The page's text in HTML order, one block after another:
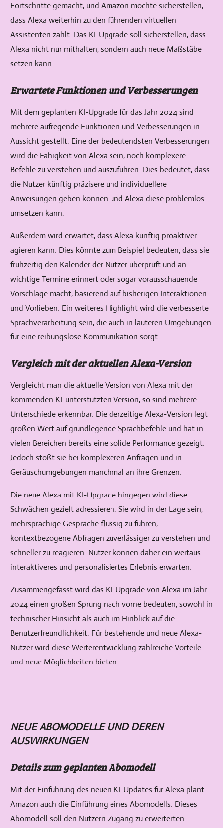
Fortschritte gemacht, und Amazon möchte sicherstellen,
dass Alexa weiterhin zu den führenden virtuellen
Assistenten zählt. Das KI-Upgrade soll sicherstellen, dass
Alexa nicht nur mithalten, sondern auch neue Maßstäbe
setzen kann.
Erwartete Funktionen und Verbesserungen
Mit dem geplanten KI-Upgrade für das Jahr 2024 sind
mehrere aufregende Funktionen und Verbesserungen in
Aussicht gestellt. Eine der bedeutendsten Verbesserungen
wird die Fähigkeit von Alexa sein, noch komplexere
Befehle zu verstehen und auszuführen. Dies bedeutet, dass
die Nutzer künftig präzisere und individuellere
Anweisungen geben können und Alexa diese problemlos
umsetzen kann.
Außerdem wird erwartet, dass Alexa künftig proaktiver
agieren kann. Dies könnte zum Beispiel bedeuten, dass sie
frühzeitig den Kalender der Nutzer überprüft und an
wichtige Termine erinnert oder sogar vorausschauende
Vorschläge macht, basierend auf bisherigen Interaktionen
und Vorlieben. Ein weiteres Highlight wird die verbesserte
Sprachverarbeitung sein, die auch in lauteren Umgebungen
für eine reibungslose Kommunikation sorgt.
Vergleich mit der aktuellen Alexa-Version
Vergleicht man die aktuelle Version von Alexa mit der
kommenden KI-unterstützten Version, so sind mehrere
Unterschiede erkennbar. Die derzeitige Alexa-Version legt
großen Wert auf grundlegende Sprachbefehle und hat in
vielen Bereichen bereits eine solide Performance gezeigt.
Jedoch stößt sie bei komplexeren Anfragen und in
Geräuschumgebungen manchmal an ihre Grenzen.
Die neue Alexa mit KI-Upgrade hingegen wird diese
Schwächen gezielt adressieren. Sie wird in der Lage sein,
mehrsprachige Gespräche flüssig zu führen,
kontextbezogene Abfragen zuverlässiger zu verstehen und
schneller zu reagieren. Nutzer können daher ein weitaus
interaktiveres und personalisiertes Erlebnis erwarten.
Zusammengefasst wird das KI-Upgrade von Alexa im Jahr
2024 einen großen Sprung nach vorne bedeuten, sowohl in
technischer Hinsicht als auch im Hinblick auf die
Benutzerfreundlichkeit. Für bestehende und neue Alexa-
Nutzer wird diese Weiterentwicklung zahlreiche Vorteile
und neue Möglichkeiten bieten.
NEUE ABOMODELLE UND DEREN
AUSWIRKUNGEN
Details zum geplanten Abomodell
Mit der Einführung des neuen KI-Updates für Alexa plant
Amazon auch die Einführung eines Abomodells. Dieses
Abomodell soll den Nutzern Zugang zu erweiterten